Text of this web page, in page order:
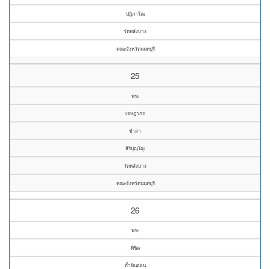
ปฏิภาโณ
วัดหลังบาง
คณะจังหวัดนนทบุรี
25
พระ
เจษฎากร
ขำสา
สิริปุญฺโญ
วัดหลังบาง
คณะจังหวัดนนทบุรี
26
พระ
พิชิต
ถ้ำหินอ่อน